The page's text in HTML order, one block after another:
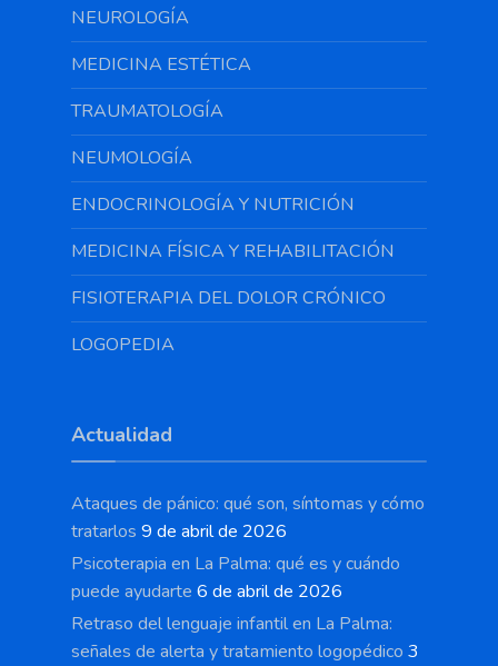
NEUROLOGÍA
MEDICINA ESTÉTICA
TRAUMATOLOGÍA
NEUMOLOGÍA
ENDOCRINOLOGÍA Y NUTRICIÓN
MEDICINA FÍSICA Y REHABILITACIÓN
FISIOTERAPIA DEL DOLOR CRÓNICO
LOGOPEDIA
Actualidad
Ataques de pánico: qué son, síntomas y cómo
tratarlos 9 de abril de 2026
Psicoterapia en La Palma: qué es y cuándo
puede ayudarte 6 de abril de 2026
Retraso del lenguaje infantil en La Palma:
señales de alerta y tratamiento logopédico 3